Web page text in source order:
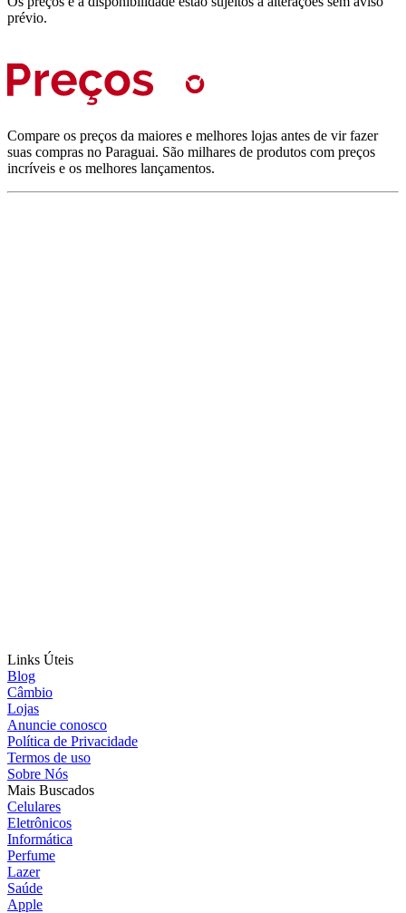
prévio.
Compare os preços da maiores e melhores lojas antes de vir fazer
suas compras no Paraguai. São milhares de produtos com preços
incríveis e os melhores lançamentos.
Links Úteis
Blog
Câmbio
Lojas
Anuncie conosco
Política de Privacidade
Termos de uso
Sobre Nós
Mais Buscados
Celulares
Eletrônicos
Informática
Perfume
Lazer
Saúde
Apple